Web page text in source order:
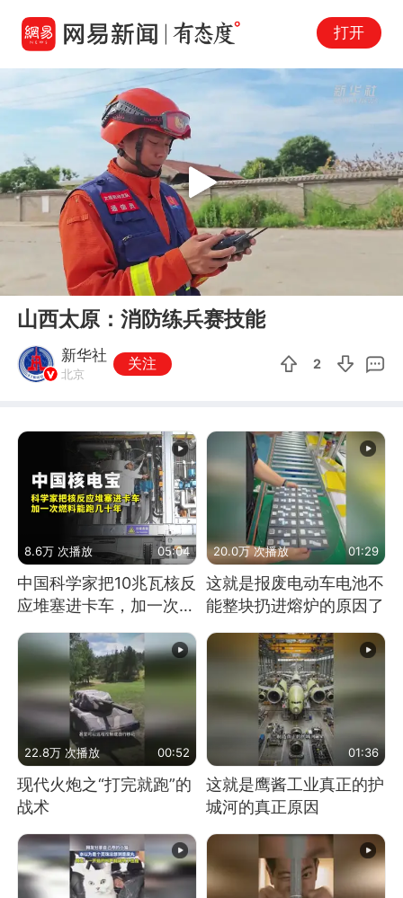
打开
Play
山西太原：消防练兵赛技能
新华社
北京
关注 2
8.6万 次播放 05:04
中国科学家把10兆瓦核反
应堆塞进卡车，加一次燃
料能跑几十年
20.0万 次播放 01:29
这就是报废电动车电池不
能整块扔进熔炉的原因了
22.8万 次播放 00:52
现代火炮之“打完就跑”的
战术
01:36
这就是鹰酱工业真正的护
城河的真正原因